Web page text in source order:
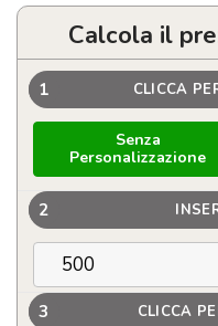
Calcola il
1 CLICCA
Senza
Personalizzazione
2
3 CLICCA